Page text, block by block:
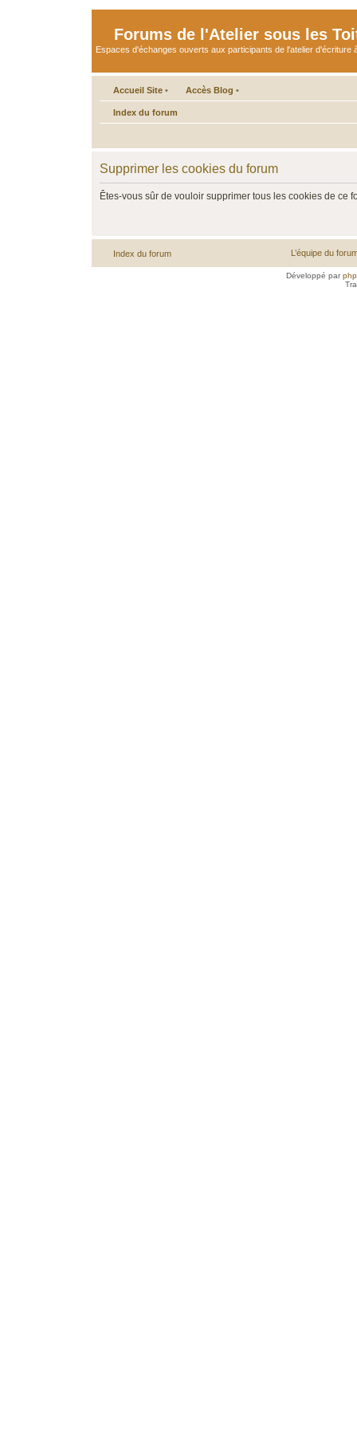
Forums de l'Atelier sous les
Espaces d'échanges ouverts aux participants de l'atelier d'écriture
Accueil Site • Accès Blog •
Index du forum
Supprimer les cookies du forum
Êtes-vous sûr de vouloir supprimer tous les cookies de ce
Index du forum L’équipe du
Développé par